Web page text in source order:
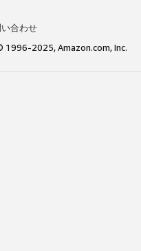
合わせ
1996-2025, Amazon.com, Inc.